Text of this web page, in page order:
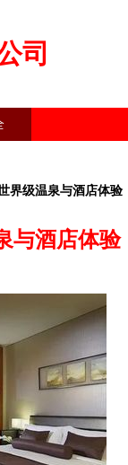
司
界级温泉与酒店体验
与酒店体验